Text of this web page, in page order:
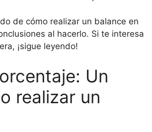
de cómo realizar un balance en
al hacerlo. Si te interesa
¡sigue leyendo!
Un
realizar un